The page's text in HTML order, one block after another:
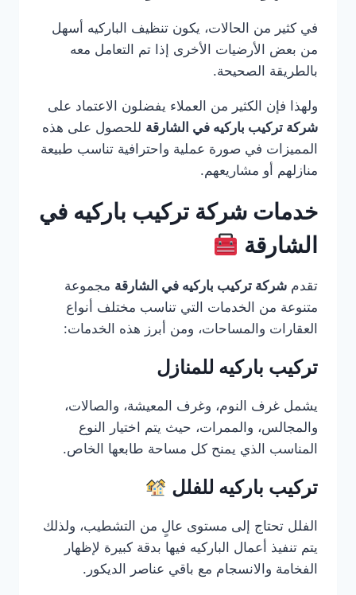
في كثير من الحالات، يكون تنظيف الباركيه أسهل
من بعض الأرضيات الأخرى إذا تم التعامل معه
بالطريقة الصحيحة.
ولهذا فإن الكثير من العملاء يفضلون الاعتماد على
شركة تركيب باركيه في الشارقة للحصول على هذه
المميزات في صورة عملية واحترافية تناسب طبيعة
منازلهم أو مشاريعهم.
خدمات شركة تركيب باركيه في
الشارقة
تقدم شركة تركيب باركيه في الشارقة مجموعة
متنوعة من الخدمات التي تناسب مختلف أنواع
العقارات والمساحات، ومن أبرز هذه الخدمات:
تركيب باركيه للمنازل
يشمل غرف النوم، وغرف المعيشة، والصالات،
والمجالس، والممرات، حيث يتم اختيار النوع
المناسب الذي يمنح كل مساحة طابعها الخاص.
تركيب باركيه للفلل
الفلل تحتاج إلى مستوى عالٍ من التشطيب، ولذلك
يتم تنفيذ أعمال الباركيه فيها بدقة كبيرة لإظهار
الفخامة والانسجام مع باقي عناصر الديكور.